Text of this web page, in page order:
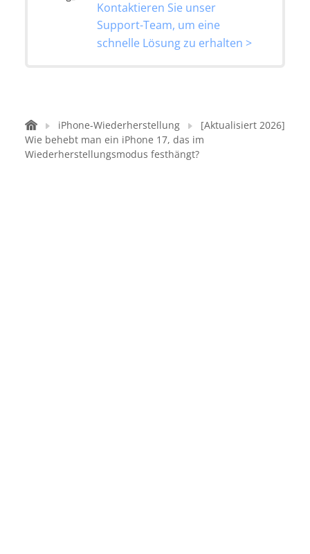
Kontaktieren Sie unser
Support-Team, um eine
schnelle Lösung zu erhalten >
iPhone-Wiederherstellung
[Aktualisiert 2026]
Wie behebt man ein iPhone 17, das im
Wiederherstellungsmodus festhängt?